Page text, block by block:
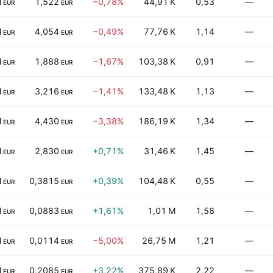
EUR EUR
EUR 4,054 EUR −0,49% 77,76 K 1,14 —
EUR 1,888 EUR −1,67% 103,38 K 0,91 —
EUR 3,216 EUR −1,41% 133,48 K 1,13 —
EUR 4,430 EUR −3,38% 186,19 K 1,34 —
EUR 2,830 EUR +0,71% 31,46 K 1,45 —
EUR 0,3815 EUR +0,39% 104,48 K 0,55 —
EUR 0,0883 EUR +1,61% 1,01 M 1,58 —
EUR 0,0114 EUR −5,00% 26,75 M 1,21 —
EUR 0,2085 EUR +3,22% 375,89 K 2,22 —